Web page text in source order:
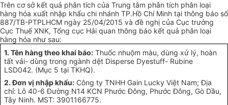
Trên cơ sở kết quả phân tích của Trung tâm phân tích phân loại
hàng hóa xuất nhập khẩu chi nhánh TP.Hồ Chí Minh tại thông báo số
887/TB-PTPLHCM ngày 25/04/2015 và đề nghị của Cục trưởng
Cục Thuế XNK, Tổng cục Hải quan thông báo kết quả phân loại
hàng hóa như sau:
1. Tên hàng theo khai báo: Thuốc nhuộm màu, dùng xử lý, hoàn
tất vải- dùng trong ngành dệt Disperse Dyestuff- Rubine
LSD042. (Mục 5 tại TKHQ).
2. Đơn vị nhập khẩu: Công ty TNHH Gain Lucky Việt Nam; Địa
chỉ: Lô 40-6 Đường N14 KCN Phước Đông, Phước Đông, Gò Dầu,
Tây Ninh. MST: 3901166775.